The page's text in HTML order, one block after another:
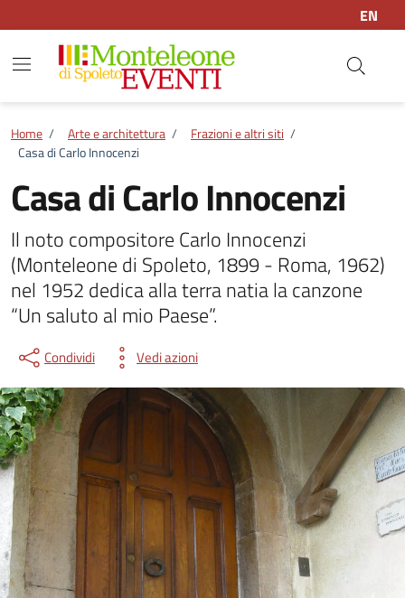
EN
Home / Arte e architettura / Frazioni e altri siti /
Casa di Carlo Innocenzi
Casa di Carlo Innocenzi
Il noto compositore Carlo Innocenzi
(Monteleone di Spoleto, 1899 - Roma, 1962)
nel 1952 dedica alla terra natia la canzone
“Un saluto al mio Paese”.
Condividi Vedi azioni